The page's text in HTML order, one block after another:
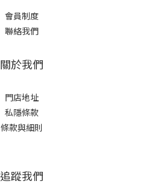
會員制度
聯絡我們
關於我們
門店地址
私隱條款
條款與細則
追蹤我們